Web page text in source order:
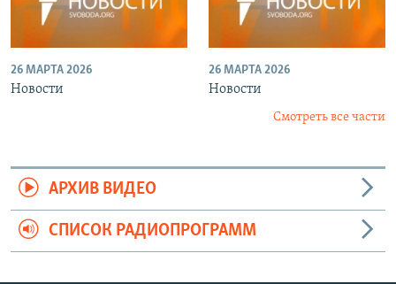
26 МАРТА 2026
Новости
26 МАРТА 2026
Новости
Смотреть все части
АРХИВ ВИДЕО
СПИСОК РАДИОПРОГРАММ